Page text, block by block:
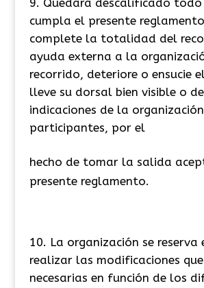
Quedará descalificado todo
cumpla el presente
complete la totalidad del
ayuda externa a la
recorrido, deteriore o ensucie
lleve su dorsal bien visible o
indicaciones de la
participantes, por el
hecho de tomar la salida
presente reglamento.
La organización se reserva
realizar las modificaciones
necesarias en función de los